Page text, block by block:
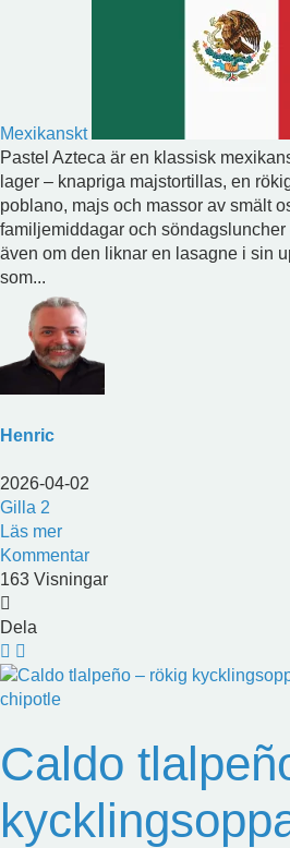
Mexikanskt
Pastel Azteca är en klassisk
lager – knapriga majstortillas, en
poblano, majs och massor av smält
familjemiddagar och
även om den liknar en lasagne i sin
som...
Henric
2026-04-02
Gilla 2
Läs mer
Kommentar
163 Visningar
Dela
Caldo